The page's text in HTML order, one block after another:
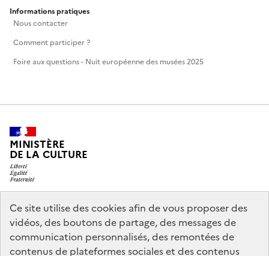
Ce site utilise des cookies afin de vous proposer des
vidéos, des boutons de partage, des messages de
communication personnalisés, des remontées de
contenus de plateformes sociales et des contenus
Informations pratiques
Nous contacter
Comment participer ?
Foire aux questions - Nuit européenne des musées 2025
MINISTÈRE
DE LA CULTURE
legifrance.gouv.fr
info.gouv.fr
service-public.gouv.fr
data.gouv.fr